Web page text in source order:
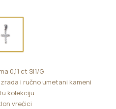
0,11 ct SI1/G
i ručno umetani kameni
kolekciju
vrećici